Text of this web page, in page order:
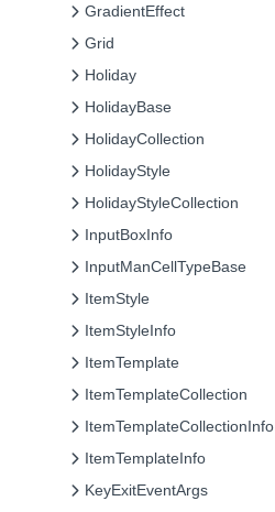
GradientEffect
Grid
Holiday
HolidayBase
HolidayCollection
HolidayStyle
HolidayStyleCollection
InputBoxInfo
InputManCellTypeBase
ItemStyle
ItemStyleInfo
ItemTemplate
ItemTemplateCollection
ItemTemplateCollectionInfo
ItemTemplateInfo
KeyExitEventArgs